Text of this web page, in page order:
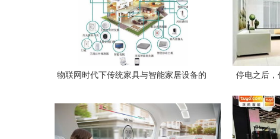
物联网时代下传统家具与智能家居设备的
停电之后，